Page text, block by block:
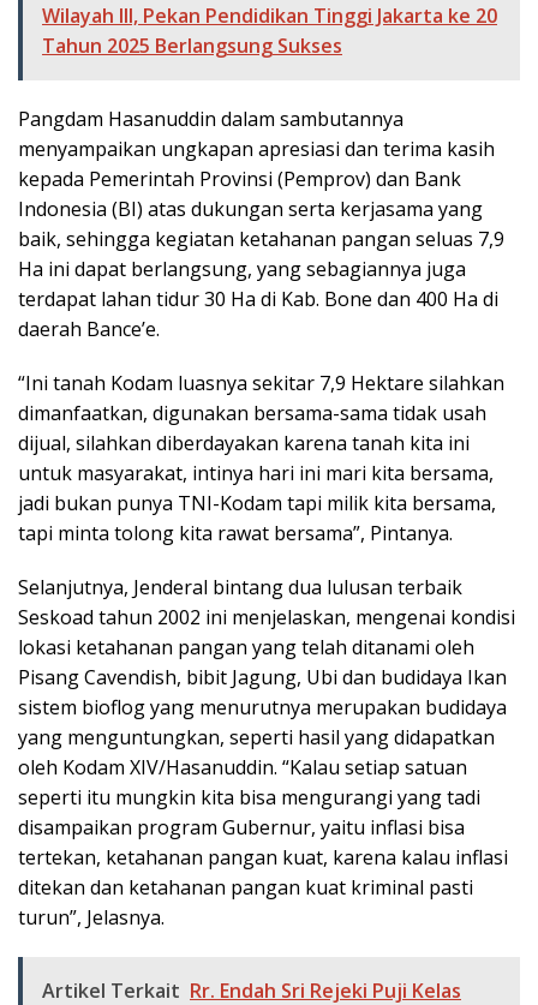
Wilayah III, Pekan Pendidikan Tinggi Jakarta ke 20
Tahun 2025 Berlangsung Sukses
Pangdam Hasanuddin dalam sambutannya
menyampaikan ungkapan apresiasi dan terima kasih
kepada Pemerintah Provinsi (Pemprov) dan Bank
Indonesia (BI) atas dukungan serta kerjasama yang
baik, sehingga kegiatan ketahanan pangan seluas 7,9
Ha ini dapat berlangsung, yang sebagiannya juga
terdapat lahan tidur 30 Ha di Kab. Bone dan 400 Ha di
daerah Bance’e.
“Ini tanah Kodam luasnya sekitar 7,9 Hektare silahkan
dimanfaatkan, digunakan bersama-sama tidak usah
dijual, silahkan diberdayakan karena tanah kita ini
untuk masyarakat, intinya hari ini mari kita bersama,
jadi bukan punya TNI-Kodam tapi milik kita bersama,
tapi minta tolong kita rawat bersama”, Pintanya.
Selanjutnya, Jenderal bintang dua lulusan terbaik
Seskoad tahun 2002 ini menjelaskan, mengenai kondisi
lokasi ketahanan pangan yang telah ditanami oleh
Pisang Cavendish, bibit Jagung, Ubi dan budidaya Ikan
sistem bioflog yang menurutnya merupakan budidaya
yang menguntungkan, seperti hasil yang didapatkan
oleh Kodam XIV/Hasanuddin. “Kalau setiap satuan
seperti itu mungkin kita bisa mengurangi yang tadi
disampaikan program Gubernur, yaitu inflasi bisa
tertekan, ketahanan pangan kuat, karena kalau inflasi
ditekan dan ketahanan pangan kuat kriminal pasti
turun”, Jelasnya.
Artikel Terkait Rr. Endah Sri Rejeki Puji Kelas